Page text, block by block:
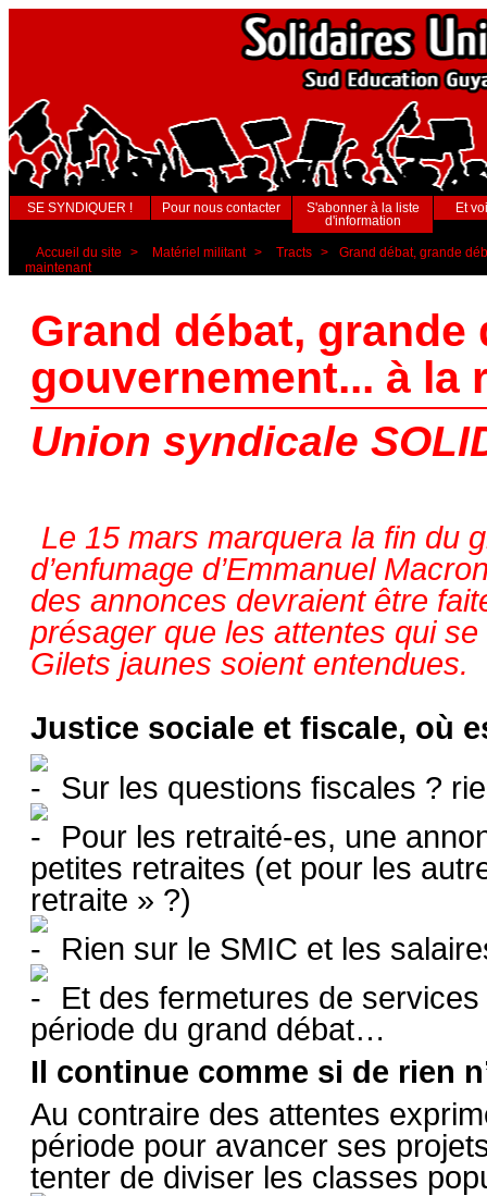
SE SYNDIQUER ! Pour nous contacter
S'abonner à la liste
d'information
Et
Accueil du site > Matériel militant > Tracts >
Grand débat, grande
maintenant
Grand débat, grande
gouvernement... à la
Union syndicale
Le 15 mars marquera la fin du
d’enfumage d’Emmanuel
des annonces devraient être
présager que les attentes qui
Gilets jaunes soient entendues.
Justice sociale et fiscale, où
Sur les questions fiscales ?
Pour les retraité-es, une
petites retraites (et pour les
retraite » ?)
Rien sur le SMIC et les
Et des fermetures de
période du grand débat…
Il continue comme si de rien
Au contraire des attentes
période pour avancer ses
tenter de diviser les classes